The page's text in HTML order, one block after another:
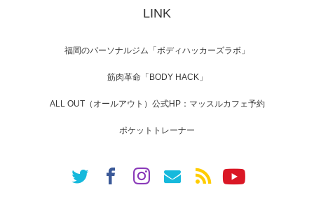
「ねとらぼ」さんに…
LINK
福岡のパーソナルジム「ボディハッカーズラボ」
筋肉革命「BODY HACK」
ALL OUT（オールアウト）公式HP：マッスルカフェ予約
ポケットトレーナー